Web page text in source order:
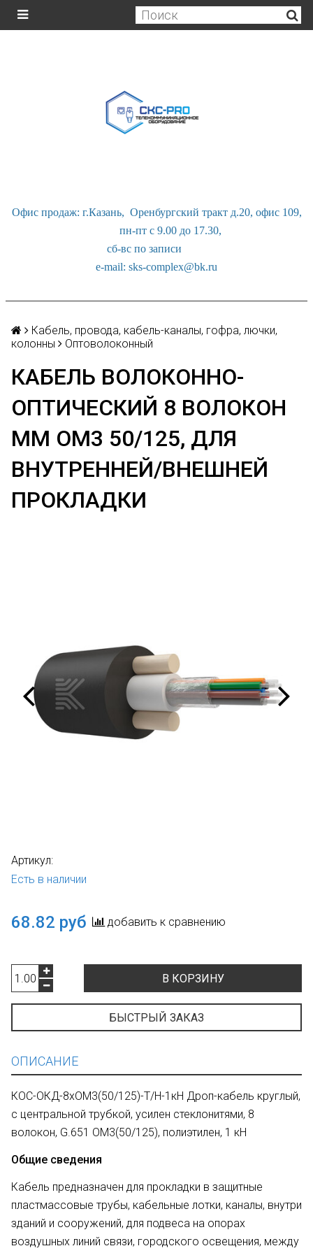
Офис продаж: г.Казань, Оренбургский тракт д.20, офис 109,
пн-пт с 9.00 до 17.30,
сб-вс по записи
e-mail: sks-complex@bk.ru
Кабель, провода, кабель-каналы, гофра, лючки,
колонны
Оптоволоконный
КАБЕЛЬ ВОЛОКОННО-
ОПТИЧЕСКИЙ 8 ВОЛОКОН
MМ OM3 50/125, ДЛЯ
ВНУТРЕННЕЙ/ВНЕШНЕЙ
ПРОКЛАДКИ
Артикул:
Есть в наличии
68.82 руб добавить к сравнению
В КОРЗИНУ
БЫСТРЫЙ ЗАКАЗ
ОПИСАНИЕ
КОС-ОКД-8хОМ3(50/125)-Т/Н-1кН Дроп-кабель круглый,
с центральной трубкой, усилен стеклонитями, 8
волокон, G.651 ОМ3(50/125), полиэтилен, 1 кН
Общие сведения
Кабель предназначен для прокладки в защитные
пластмассовые трубы, кабельные лотки, каналы, внутри
зданий и сооружений, для подвеса на опорах
воздушных линий связи, городского освещения, между